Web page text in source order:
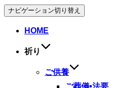
ナビゲーション切り替え
HOME
祈り
ご供養